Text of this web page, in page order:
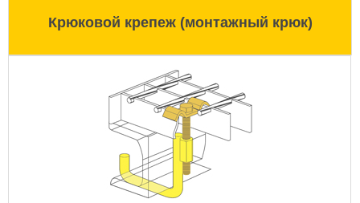
Крюковой крепеж (монтажный крюк)